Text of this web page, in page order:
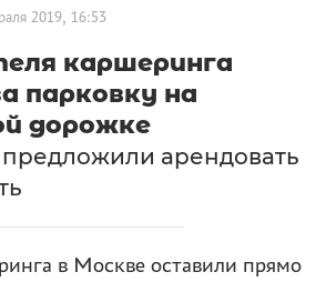
2019, 16:53
каршеринга
парковку на
дорожке
арендовать
в Москве оставили прямо